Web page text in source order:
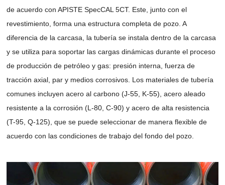
de acuerdo con APISTE SpecCAL 5CT. Este, junto con el
revestimiento, forma una estructura completa de pozo. A
diferencia de la carcasa, la tubería se instala dentro de la carcasa
y se utiliza para soportar las cargas dinámicas durante el proceso
de producción de petróleo y gas: presión interna, fuerza de
tracción axial, par y medios corrosivos. Los materiales de tubería
comunes incluyen acero al carbono (J-55, K-55), acero aleado
resistente a la corrosión (L-80, C-90) y acero de alta resistencia
(T-95, Q-125), que se puede seleccionar de manera flexible de
acuerdo con las condiciones de trabajo del fondo del pozo.